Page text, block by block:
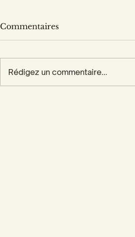
Commentaires
Rédigez un commentaire...